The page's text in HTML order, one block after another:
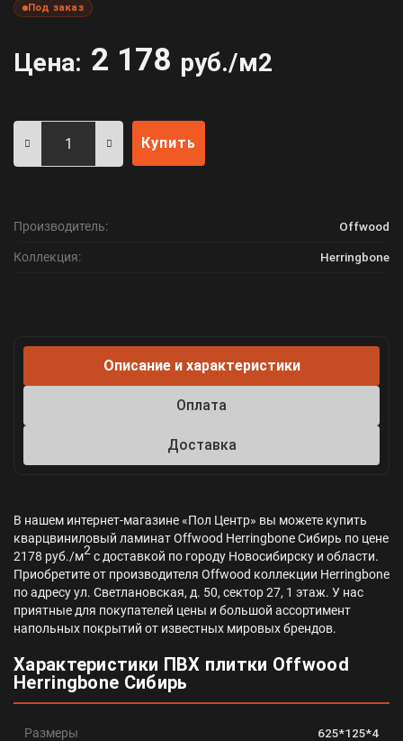
Под заказ
Цена: 2 178 руб./м2
Купить
Производитель: Offwood
Коллекция: Herringbone
Описание и характеристики
Оплата
Доставка
В нашем интернет-магазине «Пол Центр» вы можете купить
кварцвиниловый ламинат Offwood Herringbone Сибирь по цене
2178 руб./м2с доставкой по городу Новосибирску и области.
Приобретите от производителя Offwood коллекции Herringbone
по адресу ул. Светлановская, д. 50, сектор 27, 1 этаж. У нас
приятные для покупателей цены и большой ассортимент
напольных покрытий от известных мировых брендов.
Характеристики ПВХ плитки Offwood
Herringbone Сибирь
Размеры 625*125*4